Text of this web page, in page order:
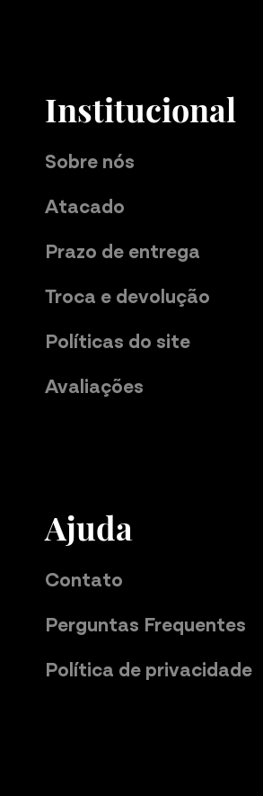
Institucional
Sobre nós
Atacado
Prazo de entrega
Troca e devolução
Políticas do site
Avaliações
Ajuda
Contato
Perguntas Frequentes
Política de privacidade